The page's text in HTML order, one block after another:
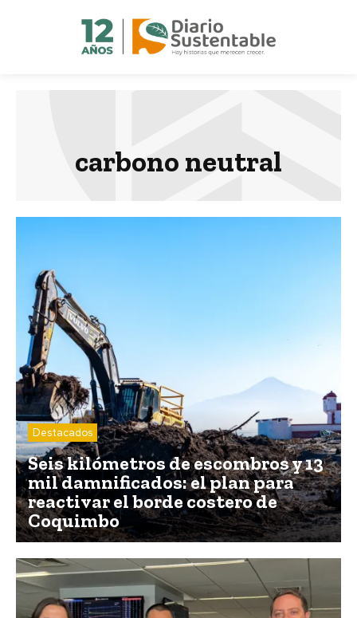
carbono neutral
Destacados
Seis kilómetros de escombros y 13
mil damnificados: el plan para
reactivar el borde costero de
Coquimbo